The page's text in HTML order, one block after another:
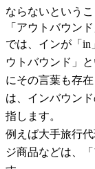
ならないというこ
「アウトバウン
では、インが「in
ウトバウンド」
にその言葉も存
は、インバウン
指します。
例えば大手旅行
ジ商品などは、